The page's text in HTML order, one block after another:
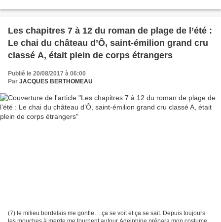
Les chapitres 7 à 12 du roman de plage de l’été :
Le chai du château d’Ô, saint-émilion grand cru
classé A, était plein de corps étrangers
Publié le 20/08/2017 à 06:00
Par JACQUES BERTHOMEAU
(7) le milieu bordelais me gonfle… ça se voit et ça se sait. Depuis toujours